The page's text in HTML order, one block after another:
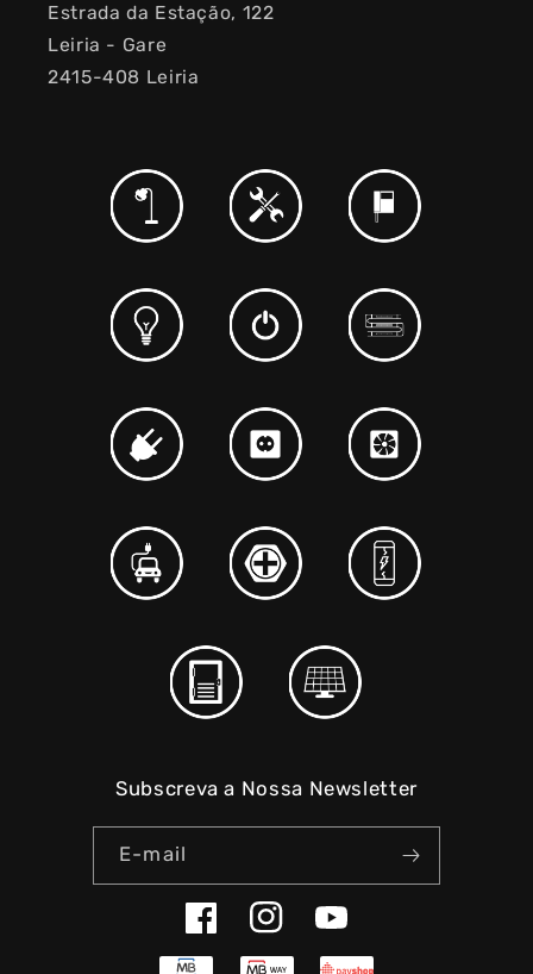
Estrada da Estação, 122
Leiria - Gare
2415-408 Leiria
Subscreva a Nossa Newsletter
E-mail
FacebookInstagramYouTube